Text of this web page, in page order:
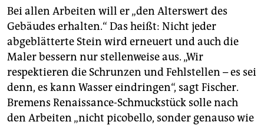
Bei allen Arbeiten will er „den Alterswert des
Gebäudes erhalten.“ Das heißt: Nicht jeder
abgeblätterte Stein wird erneuert und auch die
Maler bessern nur stellenweise aus. „Wir
respektieren die Schrunzen und Fehlstellen – es sei
denn, es kann Wasser eindringen“, sagt Fischer.
Bremens Renaissance-Schmuckstück solle nach
den Arbeiten „nicht picobello, sonder genauso wie